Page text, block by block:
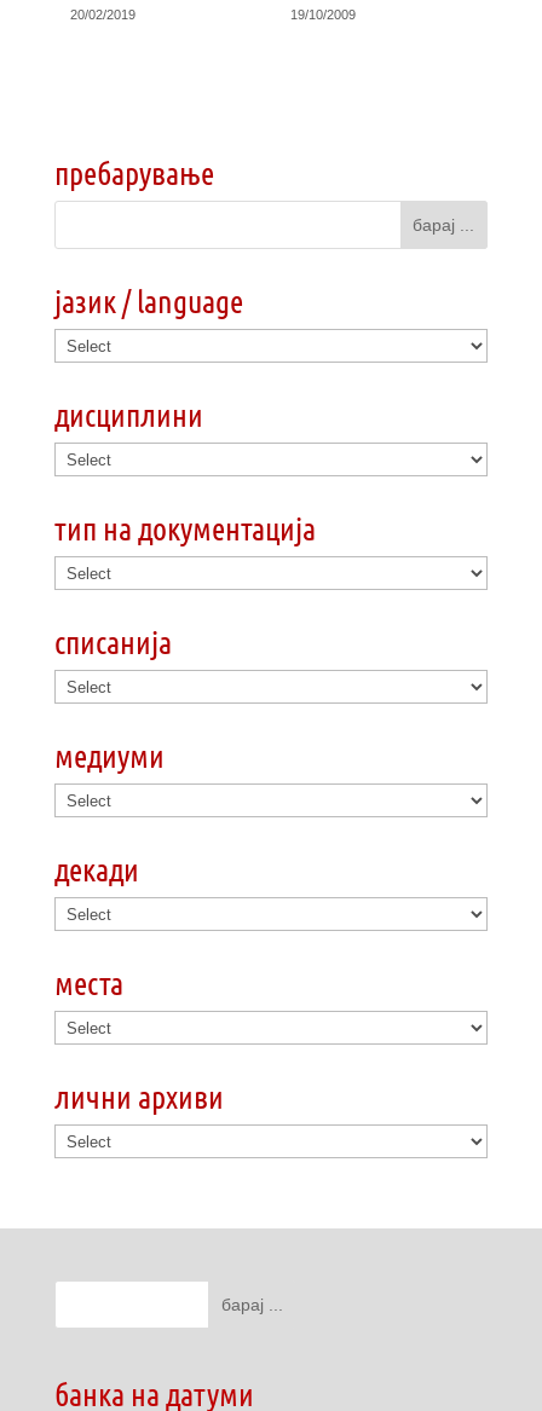
20/02/2019 19/10/2009
пребарување
јазик / language
дисциплини
тип на документација
списанија
медиуми
декади
места
лични архиви
банка на датуми